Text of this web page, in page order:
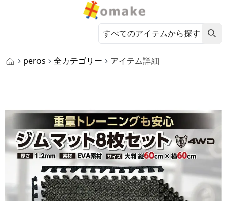
peros 全カテゴリー アイテム詳細